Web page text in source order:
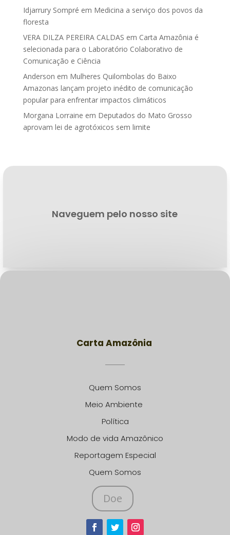
Idjarrury Sompré em Medicina a serviço dos povos da
floresta
VERA DILZA PEREIRA CALDAS em Carta Amazônia é
selecionada para o Laboratório Colaborativo de
Comunicação e Ciência
Anderson em Mulheres Quilombolas do Baixo
Amazonas lançam projeto inédito de comunicação
popular para enfrentar impactos climáticos
Morgana Lorraine em Deputados do Mato Grosso
aprovam lei de agrotóxicos sem limite
Naveguem pelo nosso site
Carta Amazônia
Quem Somos
Meio Ambiente
Política
Modo de vida Amazônico
Reportagem Especial
Quem Somos
Doe